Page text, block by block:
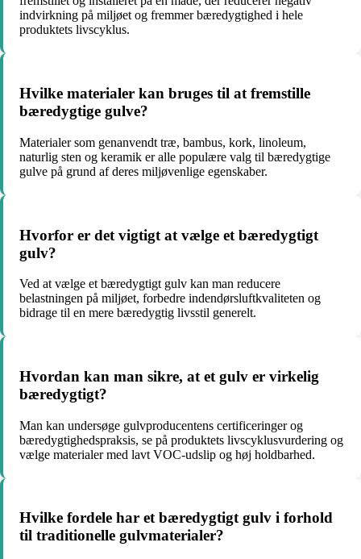
indvirkning på miljøet og fremmer bæredygtighed i hele
produktets livscyklus.
Hvilke materialer kan bruges til at fremstille
bæredygtige gulve?
Materialer som genanvendt træ, bambus, kork, linoleum,
naturlig sten og keramik er alle populære valg til bæredygtige
gulve på grund af deres miljøvenlige egenskaber.
Hvorfor er det vigtigt at vælge et bæredygtigt
gulv?
Ved at vælge et bæredygtigt gulv kan man reducere
belastningen på miljøet, forbedre indendørsluftkvaliteten og
bidrage til en mere bæredygtig livsstil generelt.
Hvordan kan man sikre, at et gulv er virkelig
bæredygtigt?
Man kan undersøge gulvproducentens certificeringer og
bæredygtighedspraksis, se på produktets livscyklusvurdering og
vælge materialer med lavt VOC-udslip og høj holdbarhed.
Hvilke fordele har et bæredygtigt gulv i forhold
til traditionelle gulvmaterialer?